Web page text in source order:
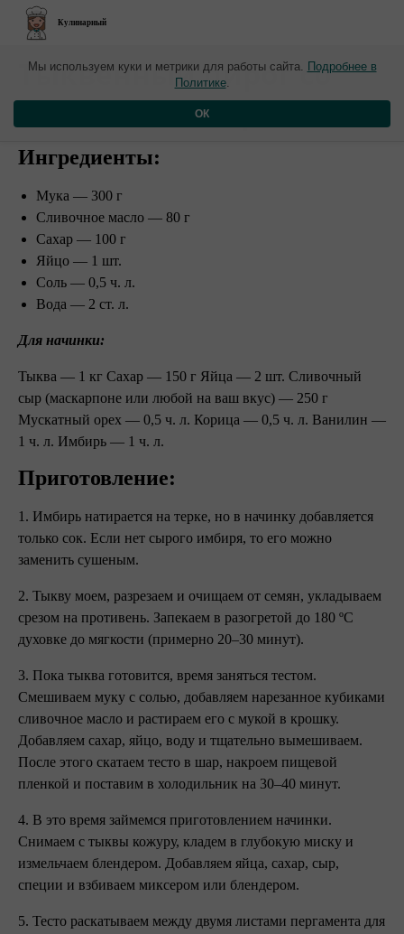
Кулинарный
​Тыквенный пирог со
сливочным сыром
Ингредиенты:
Мука — 300 г
Сливочное масло — 80 г
Сахар — 100 г
Яйцо — 1 шт.
Соль — 0,5 ч. л.
Вода — 2 ст. л.
Для начинки:
Тыква — 1 кг Сахар — 150 г Яйца — 2 шт. Сливочный
сыр (маскарпоне или любой на ваш вкус) — 250 г
Мускатный орех — 0,5 ч. л. Корица — 0,5 ч. л. Ванилин —
1 ч. л. Имбирь — 1 ч. л.
Приготовление:
1. Имбирь натирается на терке, но в начинку добавляется
только сок. Если нет сырого имбиря, то его можно
заменить сушеным.
2. Тыкву моем, разрезаем и очищаем от семян, укладываем
срезом на противень. Запекаем в разогретой до 180 ºC
духовке до мягкости (примерно 20–30 минут).
3. Пока тыква готовится, время заняться тестом.
Смешиваем муку с солью, добавляем нарезанное кубиками
сливочное масло и растираем его с мукой в крошку.
Добавляем сахар, яйцо, воду и тщательно вымешиваем.
После этого скатаем тесто в шар, накроем пищевой
пленкой и поставим в холодильник на 30–40 минут.
4. В это время займемся приготовлением начинки.
Снимаем с тыквы кожуру, кладем в глубокую миску и
измельчаем блендером. Добавляем яйца, сахар, сыр,
специи и взбиваем миксером или блендером.
5. Тесто раскатываем между двумя листами пергамента для
Мы используем куки и метрики для работы сайта. Подробнее в
Политике.
ОК